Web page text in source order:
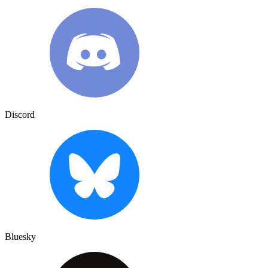
Discord
Bluesky